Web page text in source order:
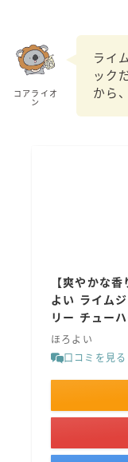
トリスハイ
ジムビーム
GREEN1/2
ザ・レモン
ザ・カクテ
Slat(すらっ
月庵
クリアクー
FRUITZER
濃いめのレ
三ツ星グレ
コアライオ
ン
ライ
ック
から
【爽やかな
よい ライム
リー チューハ
ほろよい
口コミを見る